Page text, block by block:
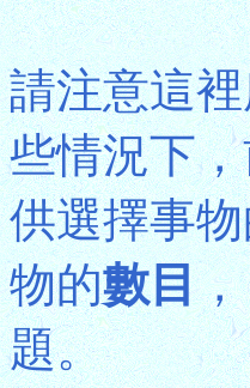
請注意這
些情況下
供選擇事
物的數目
題。